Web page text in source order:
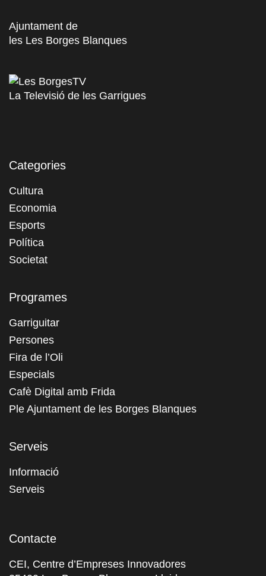
Ajuntament de
les Les Borges Blanques
La Televisió de les Garrigues
Categories
Cultura
Economia
Esports
Política
Societat
Programes
Garriguitar
Persones
Fira de l’Oli
Especials
Cafè Digital amb Frida
Ple Ajuntament de les Borges Blanques
Serveis
Informació
Serveis
Contacte
CEI, Centre d’Empreses Innovadores